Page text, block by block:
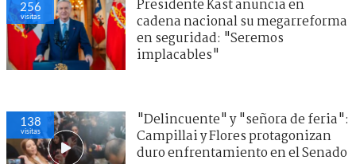
256
visitas
Presidente Kast anuncia en
cadena nacional su megarreforma
en seguridad: "Seremos
implacables"
138
visitas
"Delincuente" y "señora de feria":
Campillai y Flores protagonizan
duro enfrentamiento en el Senado